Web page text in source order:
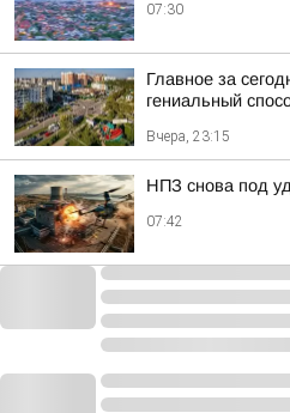
07:30
Главное за
гениальный
Вчера, 23:15
НПЗ снова под
07:42